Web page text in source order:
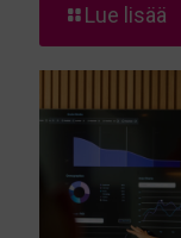
Lue lisää